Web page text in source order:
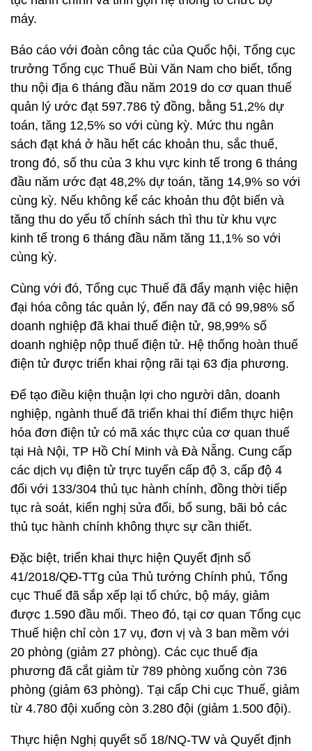
máy.
Báo cáo với đoàn công tác của Quốc hội, Tổng cục
trưởng Tổng cục Thuế Bùi Văn Nam cho biết, tổng
thu nội địa 6 tháng đầu năm 2019 do cơ quan thuế
quản lý ước đạt 597.786 tỷ đồng, bằng 51,2% dự
toán, tăng 12,5% so với cùng kỳ. Mức thu ngân
sách đạt khá ở hầu hết các khoản thu, sắc thuế,
trong đó, số thu của 3 khu vực kinh tế trong 6 tháng
đầu năm ước đạt 48,2% dự toán, tăng 14,9% so với
cùng kỳ. Nếu không kể các khoản thu đột biến và
tăng thu do yếu tố chính sách thì thu từ khu vực
kinh tế trong 6 tháng đầu năm tăng 11,1% so với
cùng kỳ.
Cùng với đó, Tổng cục Thuế đã đẩy mạnh việc hiện
đại hóa công tác quản lý, đến nay đã có 99,98% số
doanh nghiệp đã khai thuế điện tử, 98,99% số
doanh nghiệp nộp thuế điện tử. Hệ thống hoàn thuế
điện tử được triển khai rộng rãi tại 63 địa phương.
Để tạo điều kiện thuận lợi cho người dân, doanh
nghiệp, ngành thuế đã triển khai thí điểm thực hiện
hóa đơn điện tử có mã xác thực của cơ quan thuế
tại Hà Nội, TP Hồ Chí Minh và Đà Nẵng. Cung cấp
các dịch vụ điện tử trực tuyến cấp độ 3, cấp độ 4
đối với 133/304 thủ tục hành chính, đồng thời tiếp
tục rà soát, kiến nghị sửa đổi, bổ sung, bãi bỏ các
thủ tục hành chính không thực sự cần thiết.
Đặc biệt, triển khai thực hiện Quyết định số
41/2018/QĐ-TTg của Thủ tướng Chính phủ, Tổng
cục Thuế đã sắp xếp lại tổ chức, bộ máy, giảm
được 1.590 đầu mối. Theo đó, tại cơ quan Tổng cục
Thuế hiện chỉ còn 17 vụ, đơn vị và 3 ban mềm với
20 phòng (giảm 27 phòng). Các cục thuế địa
phương đã cắt giảm từ 789 phòng xuống còn 736
phòng (giảm 63 phòng). Tại cấp Chi cục Thuế, giảm
từ 4.780 đội xuống còn 3.280 đội (giảm 1.500 đội).
Thực hiện Nghị quyết số 18/NQ-TW và Quyết định